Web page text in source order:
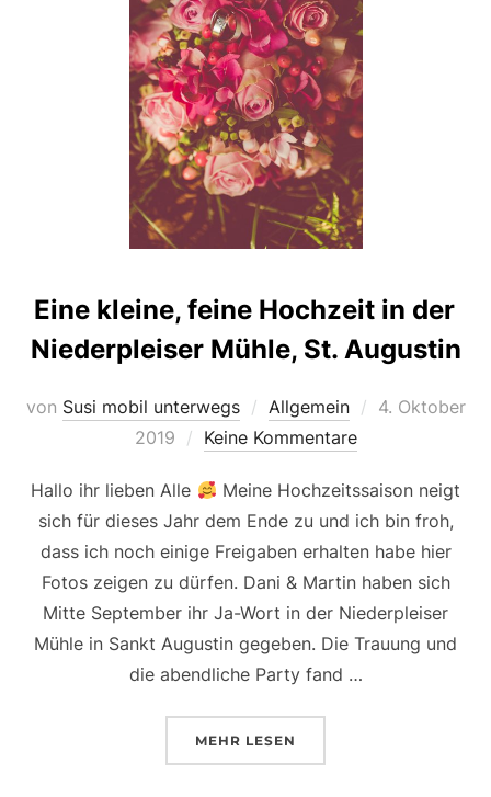
Eine kleine, feine Hochzeit in der
Niederpleiser Mühle, St. Augustin
von Susi mobil unterwegs Allgemein
Veröffentlicht
4. Oktober
2019
Keine Kommentare
Hallo ihr lieben Alle
Meine Hochzeitssaison neigt
sich für dieses Jahr dem Ende zu und ich bin froh,
dass ich noch einige Freigaben erhalten habe hier
Fotos zeigen zu dürfen. Dani & Martin haben sich
Mitte September ihr Ja-Wort in der Niederpleiser
Mühle in Sankt Augustin gegeben. Die Trauung und
die abendliche Party fand …
MEHR ÜBER „EINE KLEINE, FEINE
LESEN